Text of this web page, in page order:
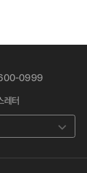
0999
레터